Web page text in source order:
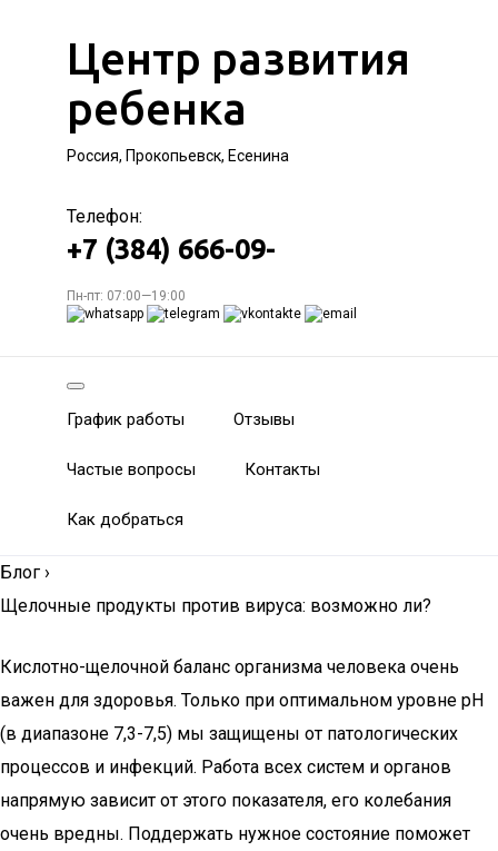
Центр развития
ребенка
Россия, Прокопьевск, Есенина
Телефон:
+7 (384) 666-09-
Пн-пт: 07:00—19:00
График работы Отзывы
Частые вопросы Контакты
Как добраться
Блог ›
Щелочные продукты против вируса: возможно ли?
Кислотно-щелочной баланс организма человека очень
важен для здоровья. Только при оптимальном уровне pH
(в диапазоне 7,3-7,5) мы защищены от патологических
процессов и инфекций. Работа всех систем и органов
напрямую зависит от этого показателя, его колебания
очень вредны. Поддержать нужное состояние поможет